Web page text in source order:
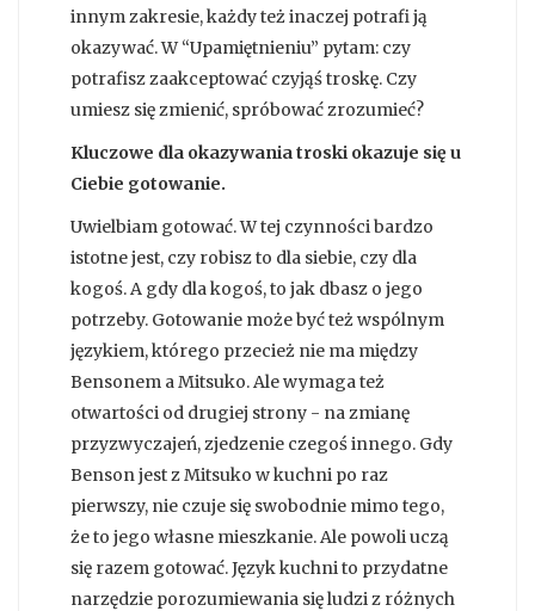
innym zakresie, każdy też inaczej potrafi ją
okazywać. W “Upamiętnieniu” pytam: czy
potrafisz zaakceptować czyjąś troskę. Czy
umiesz się zmienić, spróbować zrozumieć?
Kluczowe dla okazywania troski okazuje się u
Ciebie gotowanie.
Uwielbiam gotować. W tej czynności bardzo
istotne jest, czy robisz to dla siebie, czy dla
kogoś. A gdy dla kogoś, to jak dbasz o jego
potrzeby. Gotowanie może być też wspólnym
językiem, którego przecież nie ma między
Bensonem a Mitsuko. Ale wymaga też
otwartości od drugiej strony - na zmianę
przyzwyczajeń, zjedzenie czegoś innego. Gdy
Benson jest z Mitsuko w kuchni po raz
pierwszy, nie czuje się swobodnie mimo tego,
że to jego własne mieszkanie. Ale powoli uczą
się razem gotować. Język kuchni to przydatne
narzędzie porozumiewania się ludzi z różnych